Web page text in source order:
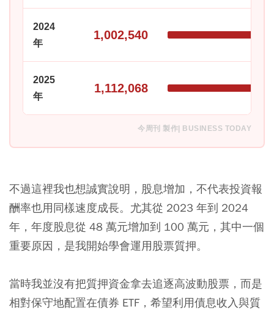
2024
年
1,002,540
2025
年
1,112,068
今周刊 製作| BUSINESS TODAY
不過這裡我也想誠實說明，股息增加，不代表投資報
酬率也用同樣速度成長。尤其從 2023 年到 2024
年，年度股息從 48 萬元增加到 100 萬元，其中一個
重要原因，是我開始學會運用股票質押。
當時我並沒有把質押資金拿去追逐高波動股票，而是
相對保守地配置在債券 ETF，希望利用債息收入與質